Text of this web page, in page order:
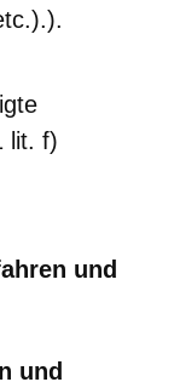
lit. f)
und
und